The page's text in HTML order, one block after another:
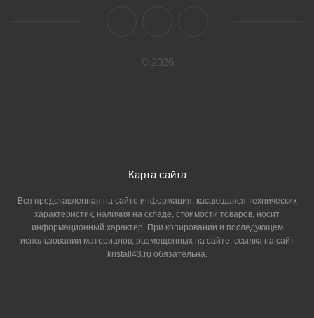
© 2026
Карта сайта
Вся представленная на сайте информация, касающаяся технических
характеристик, наличия на складе, стоимости товаров, носит
информационный характер. При копировании и последующем
использовании материалов, размещенных на сайте, ссылка на сайт
kristall43.ru обязательна.